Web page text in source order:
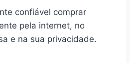
confiável comprar
pela internet, no
e na sua privacidade.